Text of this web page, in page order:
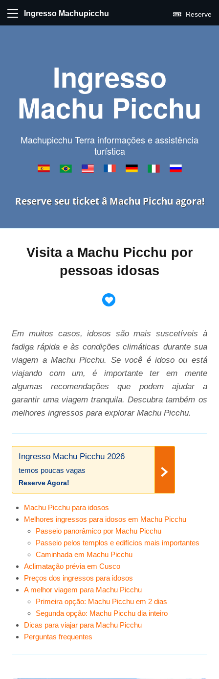
Ingresso Machupicchu Reserve
Ingresso
Machu Picchu
Machupicchu Terra informações e assistência
turística
Reserve seu ticket â Machu Picchu agora!
Visita a Machu Picchu por
pessoas idosas
Em muitos casos, idosos são mais suscetíveis à
fadiga rápida e às condições climáticas durante sua
viagem a Machu Picchu. Se você é idoso ou está
viajando com um, é importante ter em mente
algumas recomendações que podem ajudar a
garantir uma viagem tranquila. Descubra também os
melhores ingressos para explorar Machu Picchu.
Ingresso Machu Picchu 2026
temos poucas vagas
Reserve Agora!
Machu Picchu para idosos
Melhores ingressos para idosos em Machu Picchu
Passeio panorâmico por Machu Picchu
Passeio pelos templos e edifícios mais importantes
Caminhada em Machu Picchu
Aclimatação prévia em Cusco
Preços dos ingressos para idosos
A melhor viagem para Machu Picchu
Primeira opção: Machu Picchu em 2 dias
Segunda opção: Machu Picchu dia inteiro
Dicas para viajar para Machu Picchu
Perguntas frequentes